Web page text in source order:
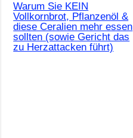
Warum Sie KEIN
Vollkornbrot, Pflanzenöl &
diese Ceralien mehr essen
sollten (sowie Gericht das
zu Herzattacken führt)